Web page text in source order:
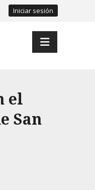
Iniciar sesión
el
San